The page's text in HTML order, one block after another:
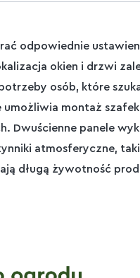
odpowiednie
okien i drzwi
osób, które
montaż
Dwuścienne panele
atmosferyczne,
długą żywotność